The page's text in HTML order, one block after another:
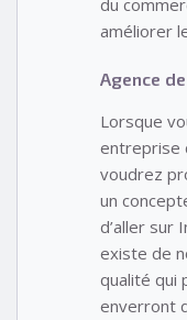
améliorer
Agence
Lorsque
entreprise
voudrez
un
d’aller sur
existe de
qualité qui
enverront